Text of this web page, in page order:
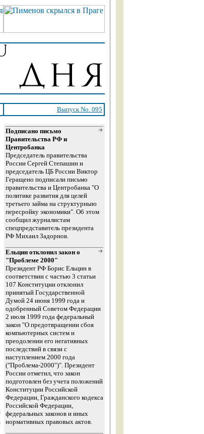
Выпуск No. 095
Подписано письмо
Правительства РФ и
Центробанка
Председатель правительства
России Сергей Степашин и
председатель ЦБ России Виктор
Геращено подписали письмо
правительства и Центробанка "О
политике развития для целей
третьего займа на структурныю
пересройку экономики". Об этом
сообщил журналистам
спецпредставитель президента
РФ Михаил Задорнов.
Ельцин отклонил закон о
"Проблеме 2000"
Президент РФ Борис Ельцин в
соответствии с частью 3 статьи
107 Конституции отклонил
принятый Государственной
Думой 24 июня 1999 года и
одобренный Советом Федерации
2 июля 1999 года федеральный
закон "О предотвращении сбоя
компьютерных систем и
преодолении его негативных
последствий в связи с
наступлением 2000 года
("Проблема-2000")". Президент
России отметил, что закон
подготовлен без учета положений
Конституции Российской
Федерации, Гражданского кодекса
Российской Федерации,
федеральных законов и иных
нормативных правовых актов.